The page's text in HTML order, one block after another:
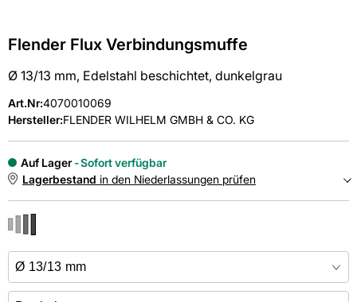
Flender Flux Verbindungsmuffe
Ø 13/13 mm, Edelstahl beschichtet, dunkelgrau
Art.Nr:4070010069
Hersteller:FLENDER WILHELM GMBH & CO. KG
Auf Lager
Sofort verfügbar
Lagerbestand in den Niederlassungen prüfen
Online kaufen &